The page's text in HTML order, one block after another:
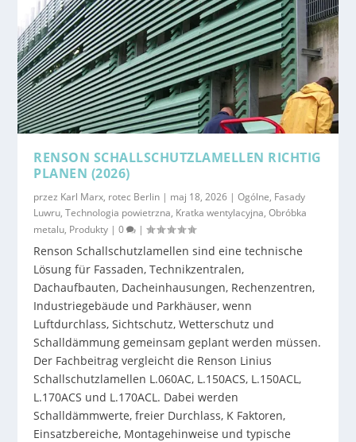
RENSON SCHALLSCHUTZLAMELLEN RICHTIG
PLANEN (2026)
przez Karl Marx, rotec Berlin | maj 18, 2026 |Ogólne, Fasady
Luwru,Technologia powietrzna, Kratka wentylacyjna,Obróbka
metalu, Produkty |0 |
Renson Schallschutzlamellen sind eine technische
Lösung für Fassaden, Technikzentralen,
Dachaufbauten, Dacheinhausungen, Rechenzentren,
Industriegebäude und Parkhäuser, wenn
Luftdurchlass, Sichtschutz, Wetterschutz und
Schalldämmung gemeinsam geplant werden müssen.
Der Fachbeitrag vergleicht die Renson Linius
Schallschutzlamellen L.060AC, L.150ACS, L.150ACL,
L.170ACS und L.170ACL. Dabei werden
Schalldämmwerte, freier Durchlass, K Faktoren,
Einsatzbereiche, Montagehinweise und typische